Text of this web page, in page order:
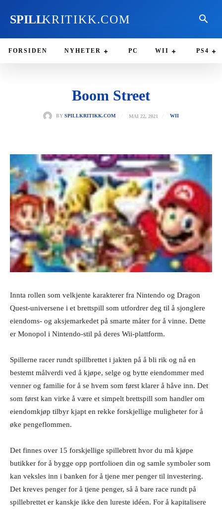
SPILLKRITIKK.COM
FORSIDEN NYHETER PC WII PS4
Boom Street
BY SPILLKRITIKK.COM MAI 22, 2021 WII
Innta rollen som velkjente karakterer fra Nintendo og Dragon
Quest-universene i et brettspill som utfordrer deg til å sjonglere
eiendoms- og aksjemarkedet på smarte måter for å vinne. Dette
er Monopol i Nintendo-stil på deres Wii-plattform.
Spillerne racer rundt spillbrettet i jakten på å bli rik og nå en
bestemt målverdi ved å kjøpe, selge og bytte eiendommer med
venner og familie for å se hvem som først klarer å håve inn. Det
som først kan virke å være et simpelt brettspill som handler om
eiendomkjøp tilbyr kjapt en rekke forskjellige muligheter for å
øke pengeflommen.
Det finnes over 15 forskjellige spillebrett hvor du må kjøpe
butikker for å bygge opp portfolioen din og samle symboler som
kan veksles inn i banken for å tjene mer penger til investering.
Det kreves penger for å tjene penger, så å bare race rundt på
spillebrettet er kanskje ikke den lureste idéen. For å kapitalisere